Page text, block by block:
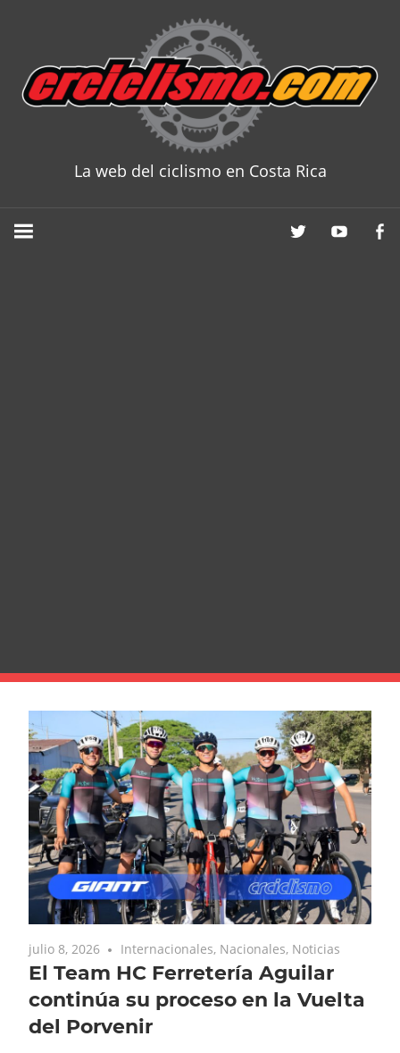
content
La web del ciclismo en Costa Rica
julio 8, 2026 Internacionales, Nacionales, Noticias
El Team HC Ferretería Aguilar
continúa su proceso en la Vuelta
del Porvenir